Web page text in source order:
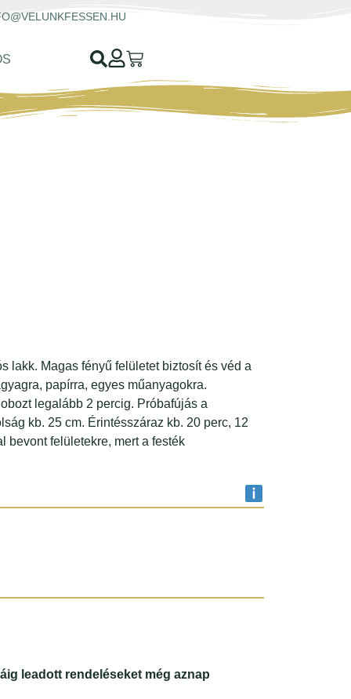
lakk. Magas fényű felületet biztosít és véd a
papírra, egyes műanyagokra.
legalább 2 percig. Próbafújás a
kb. 25 cm. Érintésszáraz kb. 20 perc, 12
bevont felületekre, mert a festék
leadott rendeléseket még aznap